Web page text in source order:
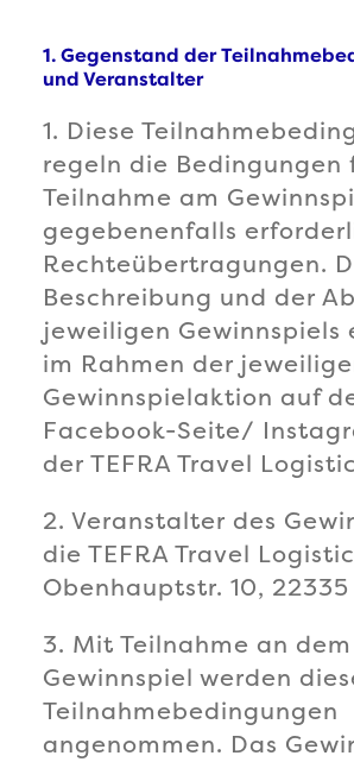
1. Gegenstand der
und Veranstalter
1. Diese
regeln die Bedingungen
Teilnahme am
gegebenenfalls
Rechteübertragungen.
Beschreibung und der
jeweiligen Gewinnspiels
im Rahmen der
Gewinnspielaktion auf
Facebook-Seite/
der TEFRA Travel
2. Veranstalter des
die TEFRA Travel
Obenhauptstr. 10,
3. Mit Teilnahme an
Gewinnspiel werden
Teilnahmebedingungen
angenommen. Das